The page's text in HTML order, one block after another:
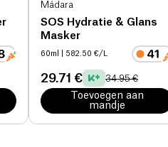
Mádara
SOS Hydratie & Glans
Masker
60ml | 582.50 €/L
29.71 € 34.95 €
Toevoegen aan
mandje